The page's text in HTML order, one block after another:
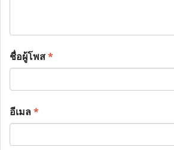
ชื่อผู้โพส*
อีเมล*